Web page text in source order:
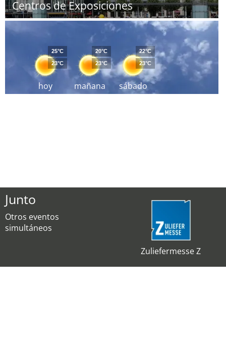
Centros de Exposiciones
hoy
25°C
23°C
mañana
20°C
23°C
sábado
22°C
23°C
Junto
Otros eventos
simultáneos
Zuliefermesse Z